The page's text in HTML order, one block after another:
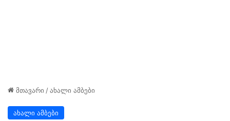
მთავარი /ახალი ამბები
ახალი ამბები